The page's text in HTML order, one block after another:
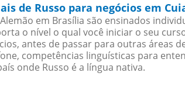
de Russo para negócios em
em Brasília são ensinados
o nível o qual você iniciar o seu
antes de passar para outras áreas
competências linguísticas para
onde Russo é a língua nativa.